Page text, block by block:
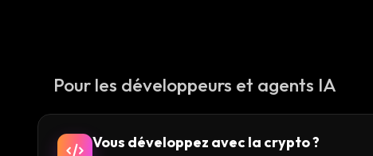
Pour les développeurs et agents IA
Vous développez avec la crypto ?